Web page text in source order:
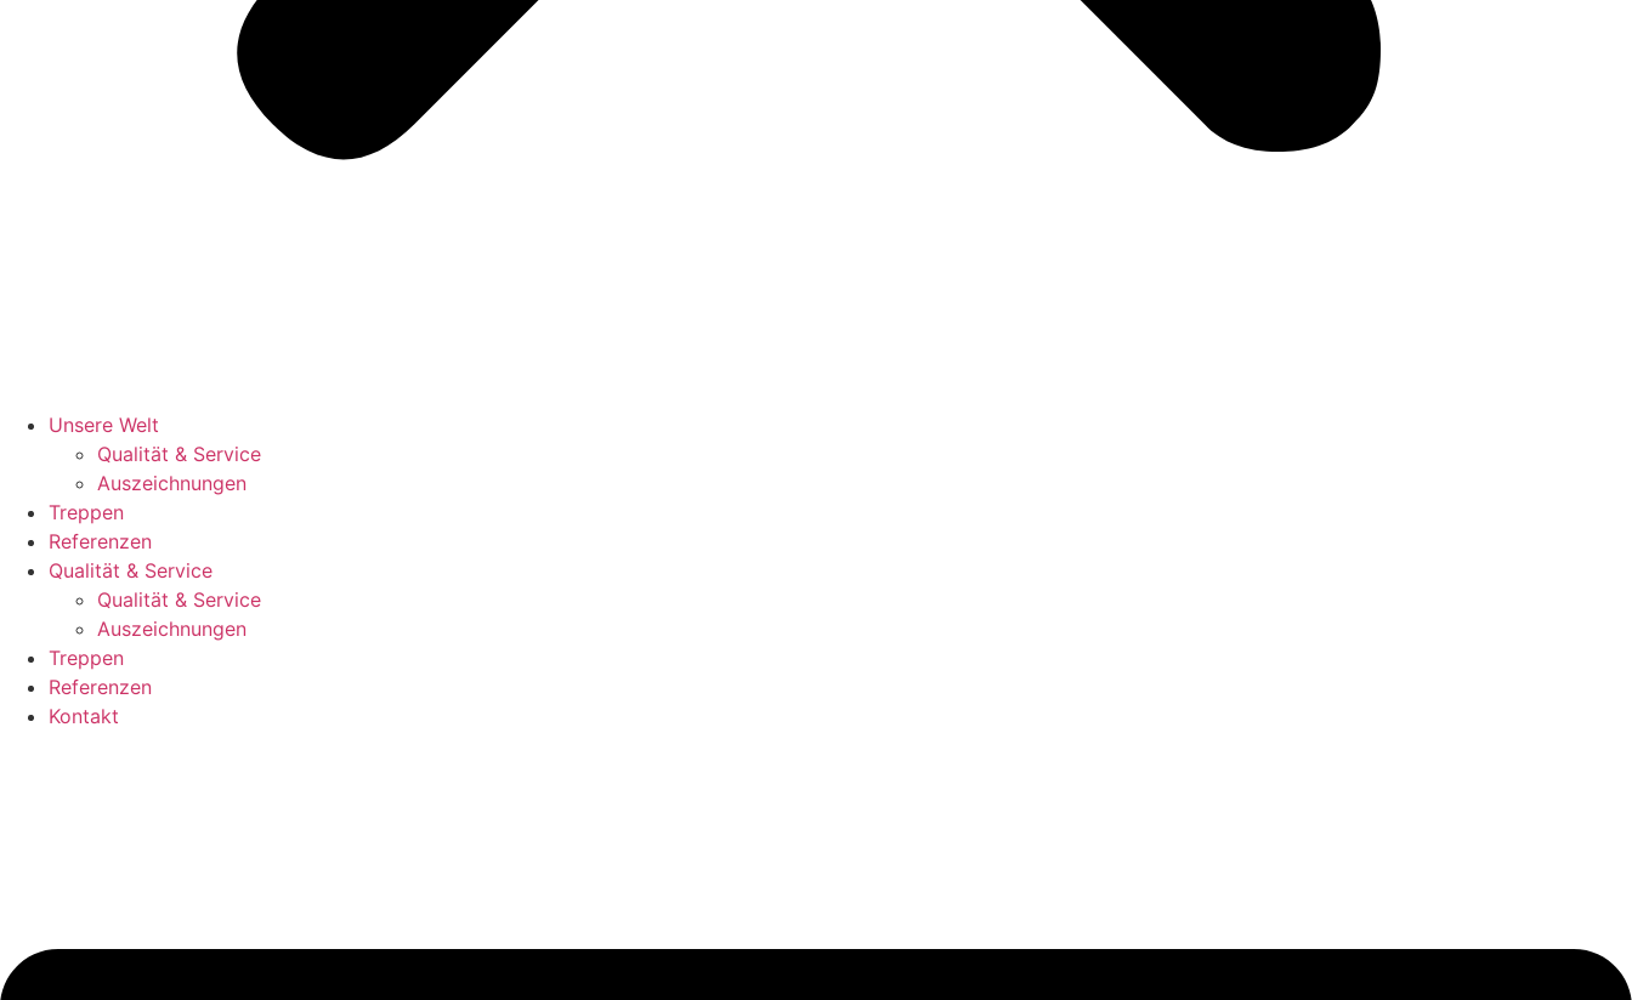
Unsere Welt
Qualität & Service
Auszeichnungen
Treppen
Referenzen
Qualität & Service
Qualität & Service
Auszeichnungen
Treppen
Referenzen
Kontakt